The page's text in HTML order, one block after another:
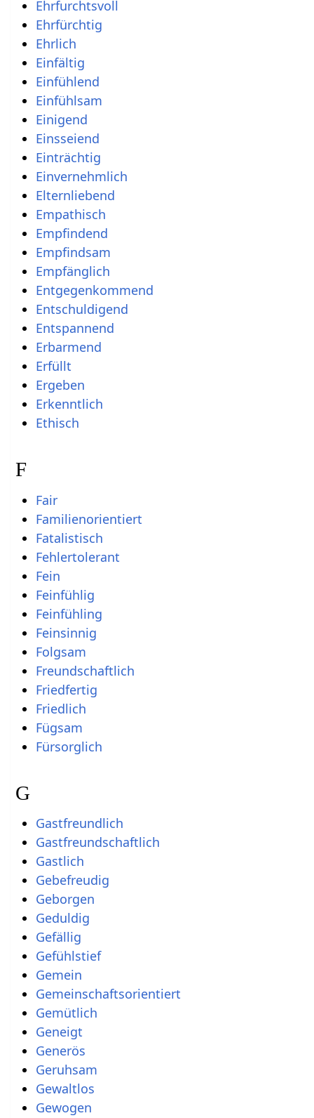
Ehrfurchtsvoll
Ehrfürchtig
Ehrlich
Einfältig
Einfühlend
Einfühlsam
Einigend
Einsseiend
Einträchtig
Einvernehmlich
Elternliebend
Empathisch
Empfindend
Empfindsam
Empfänglich
Entgegenkommend
Entschuldigend
Entspannend
Erbarmend
Erfüllt
Ergeben
Erkenntlich
Ethisch
F
Fair
Familienorientiert
Fatalistisch
Fehlertolerant
Fein
Feinfühlig
Feinfühling
Feinsinnig
Folgsam
Freundschaftlich
Friedfertig
Friedlich
Fügsam
Fürsorglich
G
Gastfreundlich
Gastfreundschaftlich
Gastlich
Gebefreudig
Geborgen
Geduldig
Gefällig
Gefühlstief
Gemein
Gemeinschaftsorientiert
Gemütlich
Geneigt
Generös
Geruhsam
Gewaltlos
Gewogen